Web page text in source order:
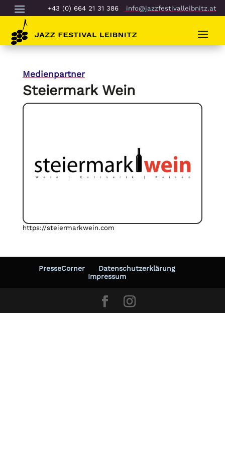
+43 (0) 664 21 31 386 info@jazzfestivalleibnitz.at
Medienpartner
Steiermark Wein
https://steiermarkwein.com
PresseCorner
Datenschutzerklärung
Impressum